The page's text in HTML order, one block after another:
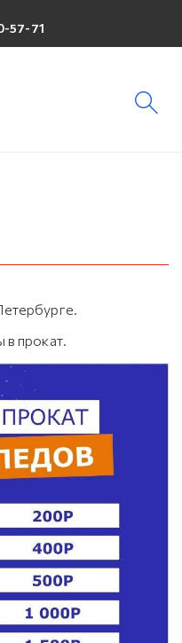
57-71
в прокат.